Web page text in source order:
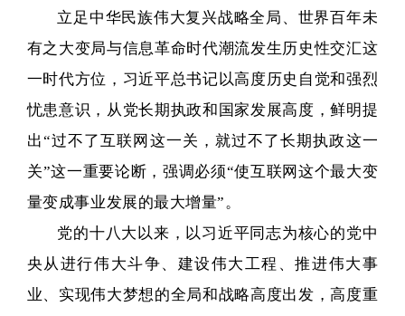
立足中华民族伟大复兴战略全局、世界百年未
有之大变局与信息革命时代潮流发生历史性交汇这
一时代方位，习近平总书记以高度历史自觉和强烈
忧患意识，从党长期执政和国家发展高度，鲜明提
出“过不了互联网这一关，就过不了长期执政这一
关”这一重要论断，强调必须“使互联网这个最大变
量变成事业发展的最大增量”。
党的十八大以来，以习近平同志为核心的党中
央从进行伟大斗争、建设伟大工程、推进伟大事
业、实现伟大梦想的全局和战略高度出发，高度重